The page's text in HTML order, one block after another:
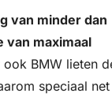
van minder dan
maximaal
ook BMW lieten
speciaal net